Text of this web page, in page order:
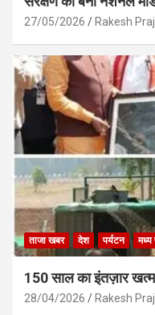
27/05/2026 Rakesh
ताजा खबर देश पर्यटन मध्य
150 साल का इंतज़ार
28/04/2026 Rakesh